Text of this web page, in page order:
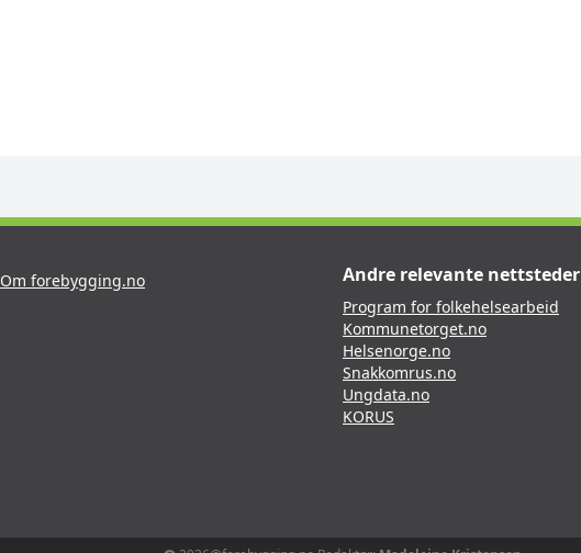
Om forebygging.no Andre relevante nettsteder
Program for folkehelsearbeid
Kommunetorget.no
Helsenorge.no
Snakkomrus.no
Ungdata.no
KORUS